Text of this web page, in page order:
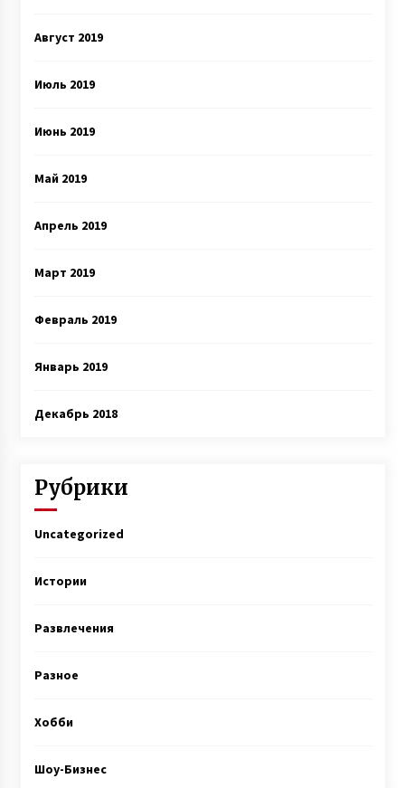
Август 2019
Июль 2019
Июнь 2019
Май 2019
Апрель 2019
Март 2019
Февраль 2019
Январь 2019
Декабрь 2018
Рубрики
Uncategorized
Истории
Развлечения
Разное
Хобби
Шоу-Бизнес